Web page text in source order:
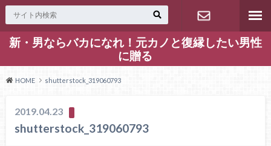
新・男ならバカになれ！元カノと復縁したい男性
に贈る
お問い合わ
HOME shutterstock_319060793
2019.04.23
shutterstock_319060793